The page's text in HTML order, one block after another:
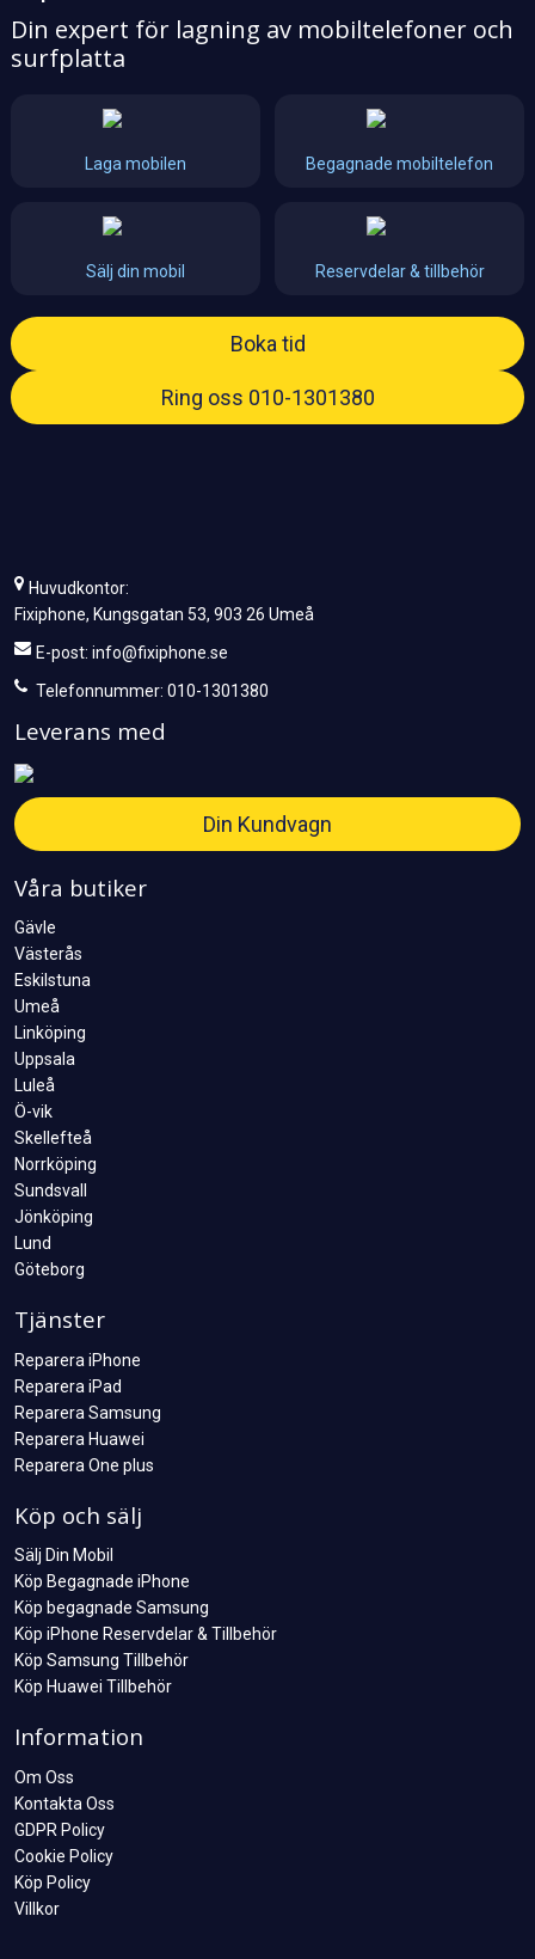
Din expert för lagning av mobiltelefoner och
surfplatta
Laga mobilen Begagnade mobiltelefon
Sälj din mobil Reservdelar & tillbehör
Boka tid
Ring oss 010-1301380
Huvudkontor:
Fixiphone, Kungsgatan 53, 903 26 Umeå
E-post: info@fixiphone.se
Telefonnummer: 010-1301380
Leverans med
Din Kundvagn
Våra butiker
Gävle
Västerås
Eskilstuna
Umeå
Linköping
Uppsala
Luleå
Ö-vik
Skellefteå
Norrköping
Sundsvall
Jönköping
Lund
Göteborg
Tjänster
Reparera iPhone
Reparera iPad
Reparera Samsung
Reparera Huawei
Reparera One plus
Köp och sälj
Sälj Din Mobil
Köp Begagnade iPhone
Köp begagnade Samsung
Köp iPhone Reservdelar & Tillbehör
Köp Samsung Tillbehör
Köp Huawei Tillbehör
Information
Om Oss
Kontakta Oss
GDPR Policy
Cookie Policy
Köp Policy
Villkor